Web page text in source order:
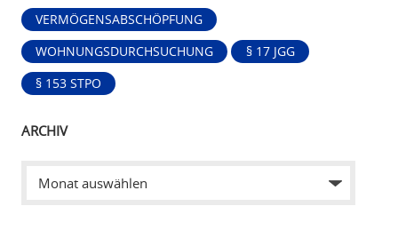
VERMÖGENSABSCHÖPFUNG
WOHNUNGSDURCHSUCHUNG § 17 JGG
§ 153 STPO
ARCHIV